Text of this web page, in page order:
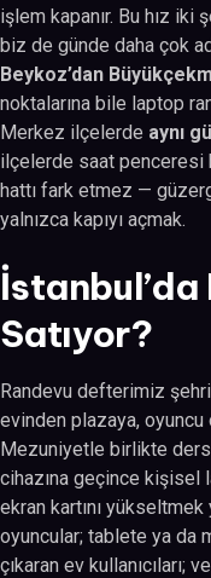
işlem kapanır. Bu hız
biz de günde daha çok
Beykoz’dan
noktalarına bile laptop
Merkez ilçelerde aynı
ilçelerde saat penceresi
hattı fark etmez —
yalnızca kapıyı açmak.
Satıyor?
Randevu defterimiz
evinden plazaya, oyuncu
Mezuniyetle birlikte ders
cihazına geçince kişisel
ekran kartını
oyuncular; tablete ya da
çıkaran ev